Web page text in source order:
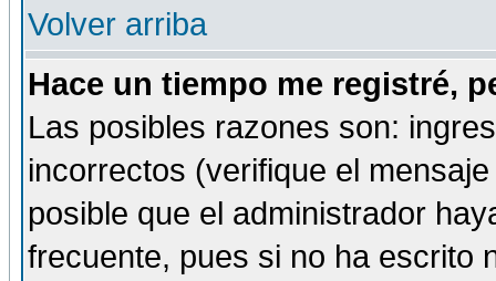
Volver arriba
Hace un tiempo me registré,
Las posibles razones son:
incorrectos (verifique el
posible que el administrador
frecuente, pues si no ha escrito